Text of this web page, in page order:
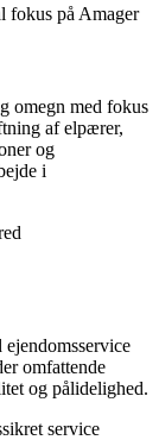
fokus på Amager
omegn med fokus
af elpærer,
og
i
omfattende
og pålidelighed.
service